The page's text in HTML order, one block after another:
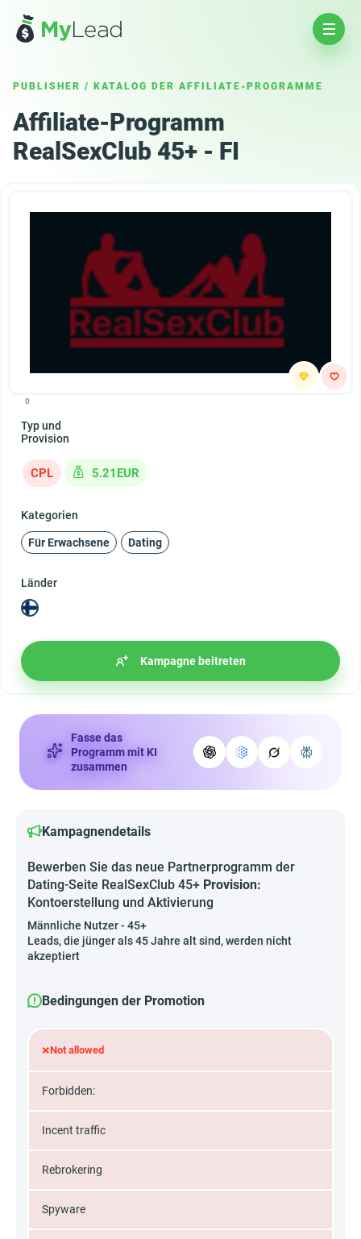
PUBLISHER / KATALOG DER AFFILIATE-PROGRAMME
Affiliate-Programm
RealSexClub 45+ - FI
0
Typ und
Provision
CPL 5.21EUR
Kategorien
Für Erwachsene Dating
Länder
Kampagne beitreten
Fasse das
Programm mit KI
zusammen
Kampagnendetails
Bewerben Sie das neue Partnerprogramm der
Dating-Seite RealSexClub 45+ Provision:
Kontoerstellung und Aktivierung
Männliche Nutzer - 45+
Leads, die jünger als 45 Jahre alt sind, werden nicht
akzeptiert
Bedingungen der Promotion
×Not allowed
Forbidden:
Incent traffic
Rebrokering
Spyware